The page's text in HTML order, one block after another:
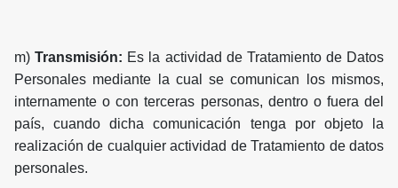
m)Transmisión: Es la actividad de Tratamiento de Datos
Personales mediante la cual se comunican los mismos,
internamente o con terceras personas, dentro o fuera del
país, cuando dicha comunicación tenga por objeto la
realización de cualquier actividad de Tratamiento de datos
personales.